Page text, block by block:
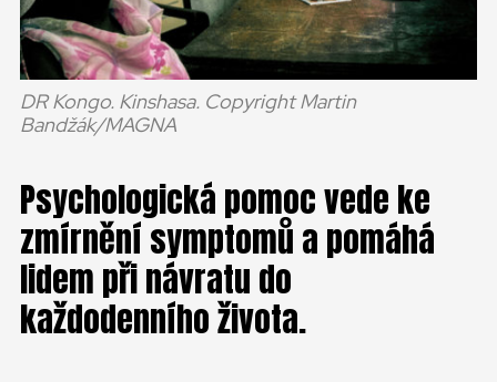
DR Kongo. Kinshasa. Copyright Martin
Bandžák/MAGNA
Psychologická pomoc vede ke
zmírnění symptomů a pomáhá
lidem při návratu do
každodenního života.